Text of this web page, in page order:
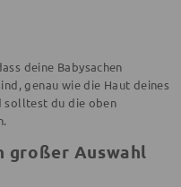
deine Babysachen
genau wie die Haut deines
solltest du die oben
großer Auswahl